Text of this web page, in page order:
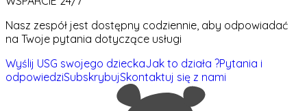
Nasz zespół jest dostępny codziennie, aby odpowiadać
na Twoje pytania dotyczące usługi
Wyślij USG swojego dzieckaJak to działa ?Pytania i
odpowiedziSubskrybujSkontaktuj się z nami